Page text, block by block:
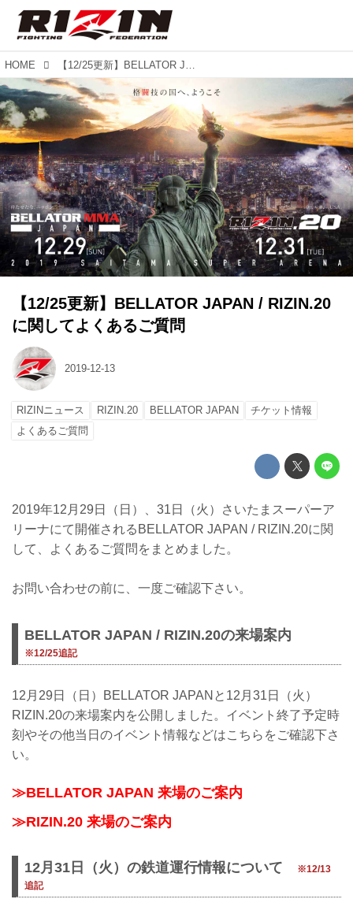
HOME 【12/25更新】BELLATOR JAPAN / RIZIN.20に関してよくあるご質問
【12/25更新】BELLATOR JAPAN / RIZIN.20
に関してよくあるご質問
2019-12-13
RIZINニュース RIZIN.20 BELLATOR JAPAN
チケット情報
よくあるご質問
2019年12月29日（日）、31日（火）さいたまスーパーア
リーナにて開催されるBELLATOR JAPAN / RIZIN.20に関
して、よくあるご質問をまとめました。
お問い合わせの前に、一度ご確認下さい。
BELLATOR JAPAN / RIZIN.20の来場案内
※12/25追記
12月29日（日）BELLATOR JAPANと12月31日（火）
RIZIN.20の来場案内を公開しました。イベント終了予定時
刻やその他当日のイベント情報などはこちらをご確認下さ
い。
≫BELLATOR JAPAN 来場のご案内
≫RIZIN.20 来場のご案内
12月31日（火）の鉄道運行情報について
※12/13
追記